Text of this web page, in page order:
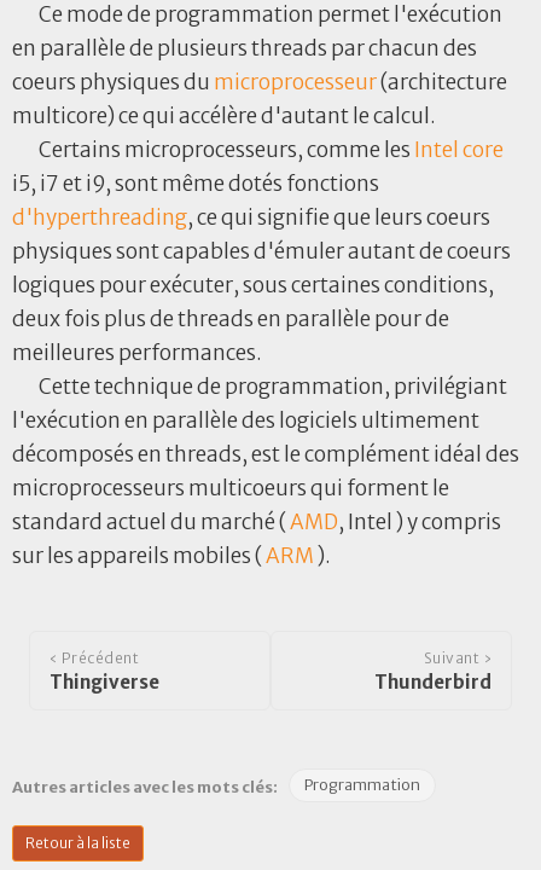
Ce mode de programmation permet l'exécution
en parallèle de plusieurs threads par chacun des
coeurs physiques du microprocesseur(architecture
multicore) ce qui accélère d'autant le calcul.
Certains microprocesseurs, comme les Intelcore
i5, i7 et i9, sont même dotés fonctions
d'hyperthreading, ce qui signifie que leurs coeurs
physiques sont capables d'émuler autant de coeurs
logiques pour exécuter, sous certaines conditions,
deux fois plus de threads en parallèle pour de
meilleures performances.
Cette technique de programmation, privilégiant
l'exécution en parallèle des logiciels ultimement
décomposés en threads, est le complément idéal des
microprocesseurs multicoeurs qui forment le
standard actuel du marché (AMD, Intel ) y compris
sur les appareils mobiles (ARM ).
‹ Précédent
Thingiverse
Suivant ›
Thunderbird
Autres articles avec les mots clés: Programmation
Retour à la liste